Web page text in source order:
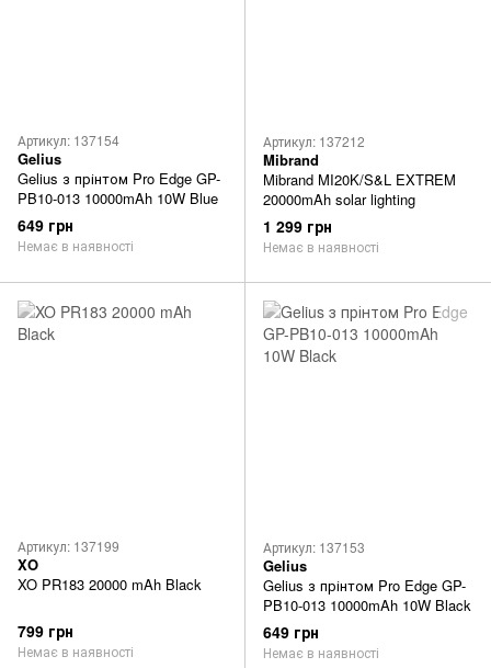
Артикул: 137154
Gelius
Gelius з прінтом Pro Edge GP-
PB10-013 10000mAh 10W Blue
649 грн
Немає в наявності
Артикул: 137212
Mibrand
Mibrand MI20K/S&L EXTREM
20000mAh solar lighting
1 299 грн
Немає в наявності
Артикул: 137199
XO
XO PR183 20000 mAh Black
799 грн
Немає в наявності
Артикул: 137153
Gelius
Gelius з прінтом Pro Edge GP-
PB10-013 10000mAh 10W Black
649 грн
Немає в наявності